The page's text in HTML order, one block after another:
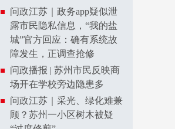
问政江苏｜政务app疑似泄
露市民隐私信息，“我的盐
城”官方回应：确有系统故
障发生，正调查抢修
问政播报 | 苏州市民反映商
场开在学校旁边隐患多
问政江苏｜采光、绿化难兼
顾？苏州一小区树木被疑